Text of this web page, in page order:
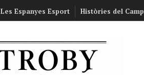
Les Espanyes Esport Històries del Camp